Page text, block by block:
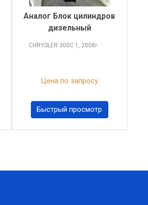
Аналог Блок цилиндров
дизельный
CHRYSLER 300C 1, 2008г.
Цена по запросу
Быстрый просмотр